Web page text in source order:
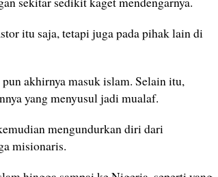
itu saja, tetapi juga pada pihak lain di
akhirnya masuk islam. Selain itu,
yang menyusul jadi mualaf.
mengundurkan diri dari
misionaris.